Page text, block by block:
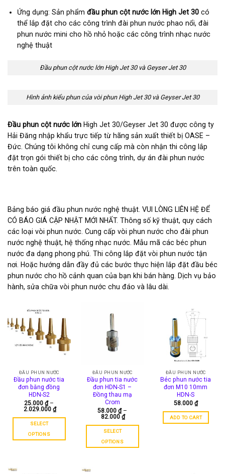
Ứng dụng: Sản phẩm đầu phun cột nước lớn High Jet 30có
thể lắp đặt cho các công trình đài phun nước phao nổi, đài
phun nước mini cho hồ nhỏ hoặc các công trình nhạc nước
nghệ thuật
Đầu phun cột nước lớn High Jet 30 và Geyser Jet 30
Hình ảnh kiểu phun của vòi phun High Jet 30 và Geyser Jet 30
Đầu phun cột nước lớn High Jet 30/Geyser Jet 30 được công ty
Hải Đăng nhập khẩu trực tiếp từ hãng sản xuất thiết bị OASE –
Đức. Chúng tôi không chỉ cung cấp mà còn nhận thi công lắp
đặt trọn gói thiết bị cho các công trình, dự án đài phun nước
trên toàn quốc.
Bảng báo giá đầu phun nước nghệ thuật. VUI LÒNG LIÊN HỆ ĐỂ
CÓ BÁO GIÁ CẬP NHẬT MỚI NHẤT. Thông số kỹ thuật, quy cách
các loại vòi phun nước. Cung cấp vòi phun nước cho đài phun
nước nghệ thuật, hệ thống nhạc nước. Mẫu mã các béc phun
nước đa dạng phong phú. Thi công lắp đặt vòi phun nước tận
nơi. Hoặc hướng dẫn đầy đủ các bước thực hiện lắp đặt đầu béc
phun nước cho hồ cảnh quan của bạn khi bán hàng. Dịch vụ bảo
hành, sửa chữa vòi phun nước chu đáo và lâu dài.
ĐẦU PHUN NƯỚC
Đầu phun nước tia
đơn bằng đồng
HDN-S2
25.000₫–
2.029.000 ₫
SELECT
OPTIONS
ĐẦU PHUN NƯỚC
Đầu phun tia nước
đơn HDN-S1 –
Đồng thau mạ
Crom
58.000₫–
82.000₫
SELECT
OPTIONS
ĐẦU PHUN NƯỚC
Béc phun nước tia
đơn M10 10mm
HDN-S
58.000 ₫
ADD TO CART